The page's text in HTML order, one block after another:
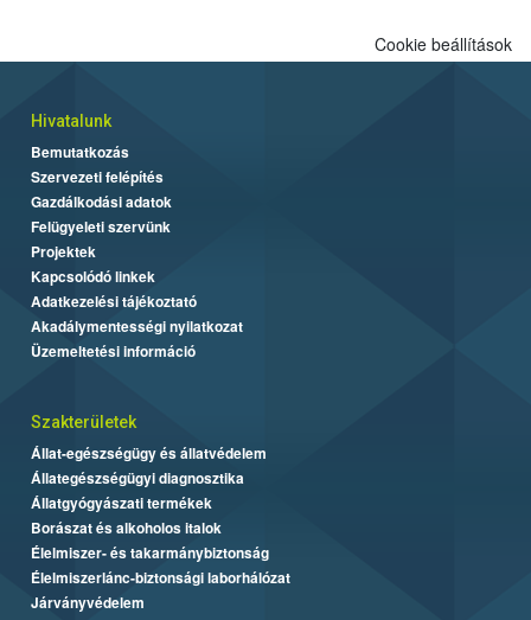
Cookie beállítások
Hivatalunk
Bemutatkozás
Szervezeti felépítés
Gazdálkodási adatok
Felügyeleti szervünk
Projektek
Kapcsolódó linkek
Adatkezelési tájékoztató
Akadálymentességi nyilatkozat
Üzemeltetési információ
Szakterületek
Állat-egészségügy és állatvédelem
Állategészségügyi diagnosztika
Állatgyógyászati termékek
Borászat és alkoholos italok
Élelmiszer- és takarmánybiztonság
Élelmiszerlánc-biztonsági laborhálózat
Járványvédelem